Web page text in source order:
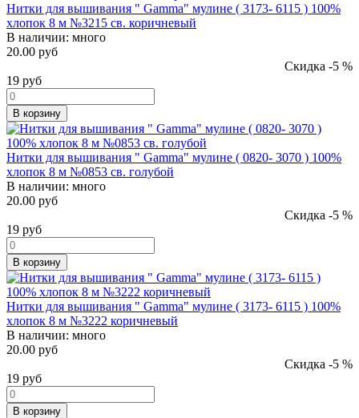
Нитки для вышивания " Gamma" мулине ( 3173- 6115 ) 100%
хлопок 8 м №3215 св. коричневый
В наличии: много
20.00 руб
Скидка -5 %
19 руб
В корзину
Нитки для вышивания " Gamma" мулине ( 0820- 3070 ) 100%
хлопок 8 м №0853 св. голубой
В наличии: много
20.00 руб
Скидка -5 %
19 руб
В корзину
Нитки для вышивания " Gamma" мулине ( 3173- 6115 ) 100%
хлопок 8 м №3222 коричневый
В наличии: много
20.00 руб
Скидка -5 %
19 руб
В корзину